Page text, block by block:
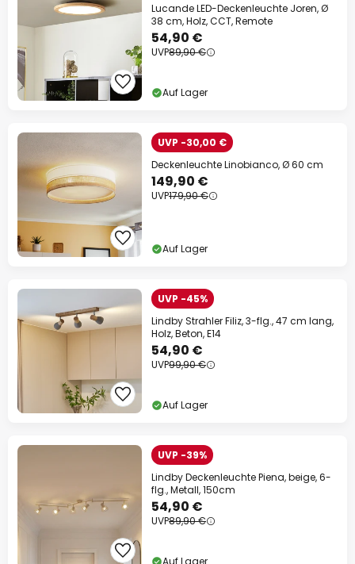
Lucande LED-Deckenleuchte Joren, Ø
38 cm, Holz, CCT, Remote
54,90 €
UVP89,90 €
Auf Lager
UVP -30,00 €
Deckenleuchte Linobianco, Ø 60 cm
149,90 €
UVP179,90 €
Auf Lager
UVP -45%
Lindby Strahler Filiz, 3-flg., 47 cm lang,
Holz, Beton, E14
54,90 €
UVP99,90 €
Auf Lager
UVP -39%
Lindby Deckenleuchte Piena, beige, 6-
flg., Metall, 150cm
54,90 €
UVP89,90 €
Auf Lager